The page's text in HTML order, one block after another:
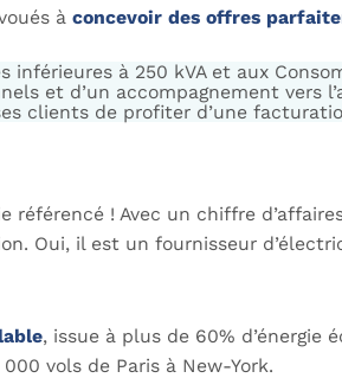
à concevoir des offres
à 250 kVA et aux
et d’un accompagnement vers
clients de profiter d’une
référencé ! Avec un chiffre
Oui, il est un fournisseur
, issue à plus de 60% d’énergie
vols de Paris à New-York.